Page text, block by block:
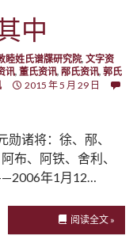
中
睦姓氏谱牒研究院, 文字资
讯, 董氏资讯, 邴氏资讯, 郭氏
2015 年 5 月 29 日
诸将：徐、邴、
布、阿铁、舍利、
年1月12…
阅读全文 »